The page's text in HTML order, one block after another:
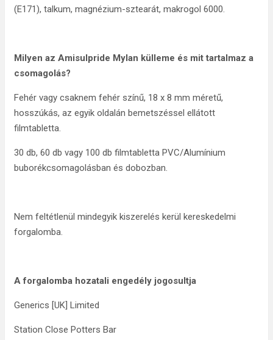
(E171), talkum, magnézium-sztearát, makrogol 6000.
Milyen az Amisulpride Mylan külleme és mit tartalmaz a
csomagolás?
Fehér vagy csaknem fehér színű, 18 x 8 mm méretű,
hosszúkás, az egyik oldalán bemetszéssel ellátott
filmtabletta.
30 db, 60 db vagy 100 db filmtabletta PVC/Alumínium
buborékcsomagolásban és dobozban.
Nem feltétlenül mindegyik kiszerelés kerül kereskedelmi
forgalomba.
A forgalomba hozatali engedély jogosultja
Generics [UK] Limited
Station Close Potters Bar